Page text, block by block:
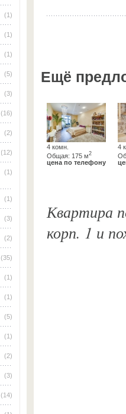
(1)
(1)
(1)
(5)
(3)
(16)
(2)
(12)
(1)
(1)
(3)
(2)
(35)
(1)
(1)
(5)
(1)
(2)
(3)
(14)
Ещё
4 комн.
Общая: 175 м2
цена по телефону
4
Квартира
корп. 1 и